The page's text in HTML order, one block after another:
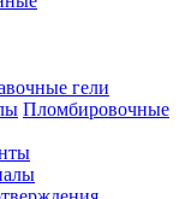
гели
Пломбировочные